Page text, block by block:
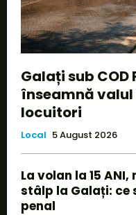
Galați sub COD
înseamnă
locuitori
Local 5 August 2026
La volan la 15
stâlp la Galați: ce
penal